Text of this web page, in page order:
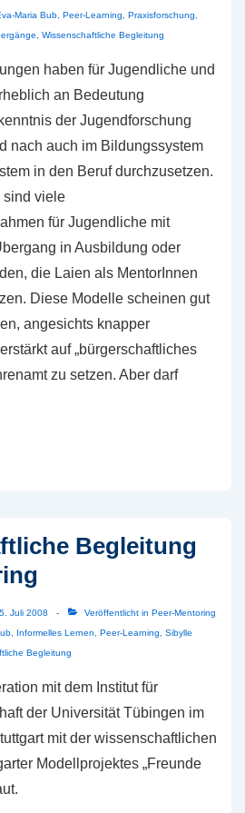
Maria Bub Peer-Learning Praxisforschung
Wissenschaftliche Begleitung
haben für Jugendliche und
an Bedeutung
der Jugendforschung
nach auch im Bildungssystem
in den Beruf durchzusetzen.
sind viele
für Jugendliche mit
in Ausbildung oder
die Laien als MentorInnen
Diese Modelle scheinen gut
angesichts knapper
auf „bürgerschaftliches
zu setzen. Aber darf
Begleitung
Juli 2008 Veröffentlicht in Peer-Mentoring
Informelles Lernen Peer-Learning
Sibylle
Begleitung
mit dem Institut für
der Universität Tübingen im
mit der wissenschaftlichen
Modellprojektes „Freunde